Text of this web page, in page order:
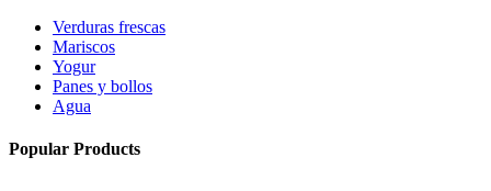
Verduras frescas
Mariscos
Yogur
Panes y bollos
Agua
Popular Products